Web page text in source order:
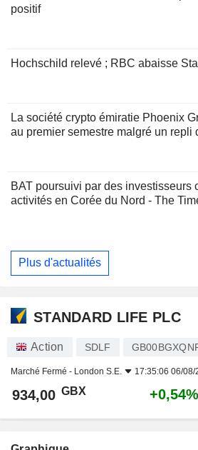
positif
Hochschild relevé ; RBC abaisse
La société crypto émiratie Phoenix
au premier semestre malgré un repli
BAT poursuivi par des investisseurs
activités en Corée du Nord - The
Plus d'actualités
STANDARD LIFE PLC
Action SDLF
Marché Fermé - London S.E. 17:35:06 06/08/
934,00 GBX +0,54%